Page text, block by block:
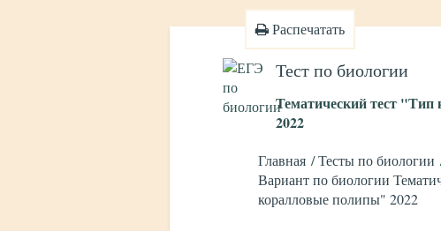
Распечатать
Тест по биологии
Тематический тест
2022
Главная
Тесты по биологии
Вариант по биологии
коралловые полипы" 2022